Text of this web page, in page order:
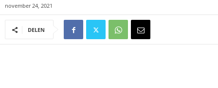
november 24, 2021
DELEN